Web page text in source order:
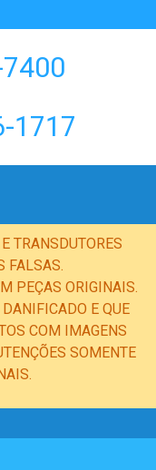
1717
TRANSDUTORES
FALSAS.
PEÇAS ORIGINAIS.
E QUE
COM IMAGENS
SOMENTE